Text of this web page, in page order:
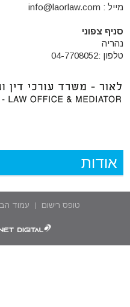
מייל : info@laorlaw.com
סניף צפוני
נהריה
טלפון :04-7708052
אודות
טופס רישום עמוד